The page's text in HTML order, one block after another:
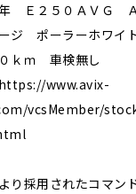
Ｅ２５０ＡＶＧ
ジ ポーラーホワイ
ｋｍ 車検無し
www.avix-
vcsMember/
り採用されたコマン